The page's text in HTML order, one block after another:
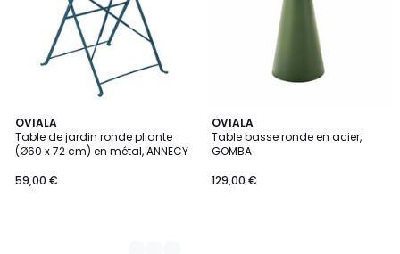
OVIALA
Table de jardin ronde pliante
(Ø60 x 72 cm) en métal, ANNECY
59,00 €
5
Couleurs
OVIALA
Table basse ronde en acier,
GOMBA
129,00 €